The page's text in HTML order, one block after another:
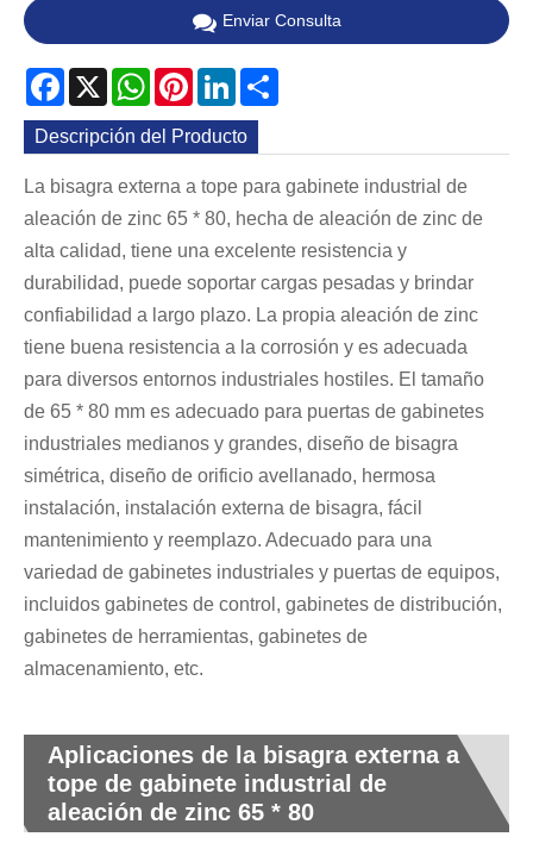
Enviar Consulta
Facebook
X WhatsApp
PinterestLinkedIn
Descripción del Producto
La bisagra externa a tope para gabinete industrial de
aleación de zinc 65 * 80, hecha de aleación de zinc de
alta calidad, tiene una excelente resistencia y
durabilidad, puede soportar cargas pesadas y brindar
confiabilidad a largo plazo. La propia aleación de zinc
tiene buena resistencia a la corrosión y es adecuada
para diversos entornos industriales hostiles. El tamaño
de 65 * 80 mm es adecuado para puertas de gabinetes
industriales medianos y grandes, diseño de bisagra
simétrica, diseño de orificio avellanado, hermosa
instalación, instalación externa de bisagra, fácil
mantenimiento y reemplazo. Adecuado para una
variedad de gabinetes industriales y puertas de equipos,
incluidos gabinetes de control, gabinetes de distribución,
gabinetes de herramientas, gabinetes de
almacenamiento, etc.
Aplicaciones de la bisagra externa a
tope de gabinete industrial de
aleación de zinc 65 * 80